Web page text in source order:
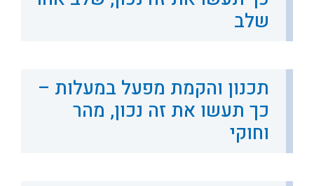
שלב
תכנון והקמת מפעל במעלות –
כך תעשו את זה נכון, מהר
וחוקי